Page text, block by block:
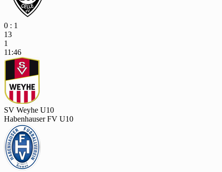
0 : 1
13
1
11:46
SV Weyhe U10
Habenhauser FV U10